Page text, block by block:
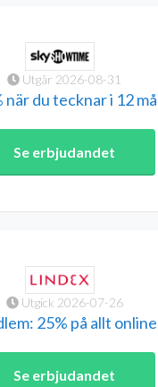
Utgår 2026-08-31
när du tecknar i 12
Se erbjudandet
Utgick 2026-07-26
25% på allt online
Se erbjudandet